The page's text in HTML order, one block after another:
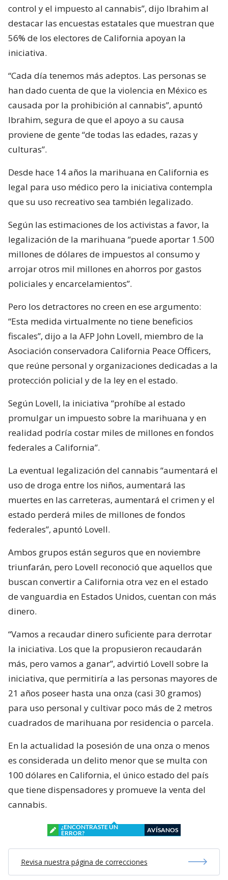
control y el impuesto al cannabis”, dijo Ibrahim al
destacar las encuestas estatales que muestran que
56% de los electores de California apoyan la
iniciativa.
“Cada día tenemos más adeptos. Las personas se
han dado cuenta de que la violencia en México es
causada por la prohibición al cannabis”, apuntó
Ibrahim, segura de que el apoyo a su causa
proviene de gente “de todas las edades, razas y
culturas”.
Desde hace 14 años la marihuana en California es
legal para uso médico pero la iniciativa contempla
que su uso recreativo sea también legalizado.
Según las estimaciones de los activistas a favor, la
legalización de la marihuana “puede aportar 1.500
millones de dólares de impuestos al consumo y
arrojar otros mil millones en ahorros por gastos
policiales y encarcelamientos”.
Pero los detractores no creen en ese argumento:
“Esta medida virtualmente no tiene beneficios
fiscales”, dijo a la AFP John Lovell, miembro de la
Asociación conservadora California Peace Officers,
que reúne personal y organizaciones dedicadas a la
protección policial y de la ley en el estado.
Según Lovell, la iniciativa “prohíbe al estado
promulgar un impuesto sobre la marihuana y en
realidad podría costar miles de millones en fondos
federales a California”.
La eventual legalización del cannabis “aumentará el
uso de droga entre los niños, aumentará las
muertes en las carreteras, aumentará el crimen y el
estado perderá miles de millones de fondos
federales”, apuntó Lovell.
Ambos grupos están seguros que en noviembre
triunfarán, pero Lovell reconoció que aquellos que
buscan convertir a California otra vez en el estado
de vanguardia en Estados Unidos, cuentan con más
dinero.
“Vamos a recaudar dinero suficiente para derrotar
la iniciativa. Los que la propusieron recaudarán
más, pero vamos a ganar”, advirtió Lovell sobre la
iniciativa, que permitiría a las personas mayores de
21 años poseer hasta una onza (casi 30 gramos)
para uso personal y cultivar poco más de 2 metros
cuadrados de marihuana por residencia o parcela.
En la actualidad la posesión de una onza o menos
es considerada un delito menor que se multa con
100 dólares en California, el único estado del país
que tiene dispensadores y promueve la venta del
cannabis.
¿ENCONTRASTE UN
ERROR?
AVÍSANOS
Revisa nuestra página de correcciones